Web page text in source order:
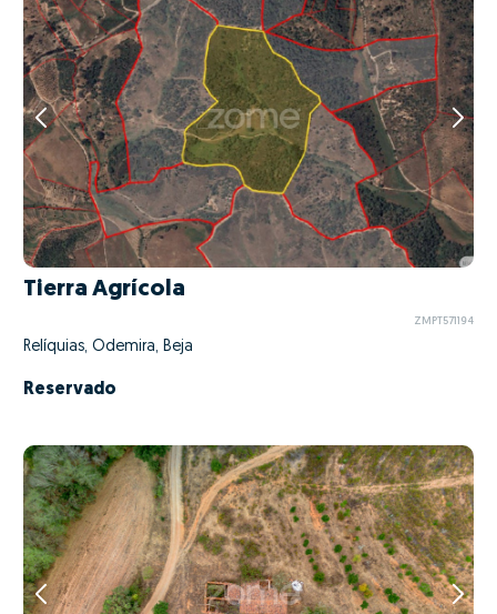
Tierra Agrícola
ZMPT571194
Relíquias, Odemira, Beja
Reservado